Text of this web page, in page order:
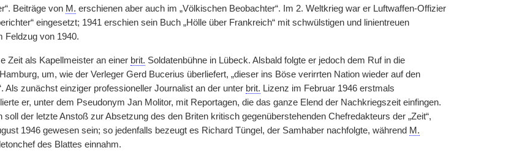
Beiträge von M. erschienen aber auch im „Völkischen Beobachter“. Im 2. Weltkrieg war er Luftwaffen-Offizier
eingesetzt; 1941 erschien sein Buch „Hölle über Frankreich“ mit schwülstigen und linientreuen
Feldzug von 1940.
Zeit als Kapellmeister an einer brit. Soldatenbühne in Lübeck. Alsbald folgte er jedoch dem Ruf in die
um, wie der Verleger Gerd Bucerius überliefert, „dieser ins Böse verirrten Nation wieder auf den
Als zunächst einziger professioneller Journalist an der unter brit. Lizenz im Februar 1946 erstmals
er, unter dem Pseudonym Jan Molitor, mit Reportagen, die das ganze Elend der Nachkriegszeit einfingen.
soll der letzte Anstoß zur Absetzung des den Briten kritisch gegenüberstehenden Chefredakteurs der „Zeit“,
1946 gewesen sein; so jedenfalls bezeugt es Richard Tüngel, der Samhaber nachfolgte, während M.
des Blattes einnahm.